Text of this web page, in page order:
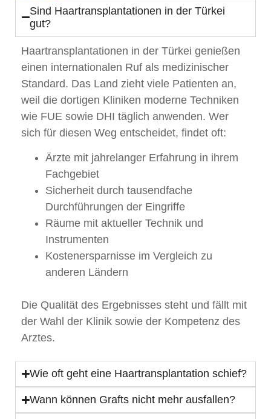
Sind Haartransplantationen in der Türkei
gut?
Haartransplantationen in der Türkei genießen
einen internationalen Ruf als medizinischer
Standard. Das Land zieht viele Patienten an,
weil die dortigen Kliniken moderne Techniken
wie FUE sowie DHI täglich anwenden. Wer
sich für diesen Weg entscheidet, findet oft:
Ärzte mit jahrelanger Erfahrung in ihrem
Fachgebiet
Sicherheit durch tausendfache
Durchführungen der Eingriffe
Räume mit aktueller Technik und
Instrumenten
Kostenersparnisse im Vergleich zu
anderen Ländern
Die Qualität des Ergebnisses steht und fällt mit
der Wahl der Klinik sowie der Kompetenz des
Arztes.
Wie oft geht eine Haartransplantation schief?
Wann können Grafts nicht mehr ausfallen?